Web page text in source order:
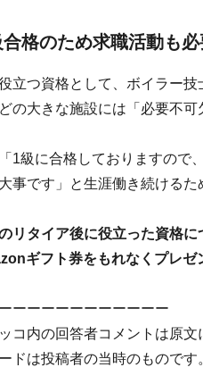
合格のため求職活動も必
立つ資格として、ボイラー
の大きな施設には「必要不可
1級に合格しておりますので
事です」と生涯働き続けるた
リタイア後に役立った資格に
ギフト券をもれなくプレゼ
ーーーーーーーーーーー
コ内の回答者コメントは原文
ドは投稿者の当時のものです